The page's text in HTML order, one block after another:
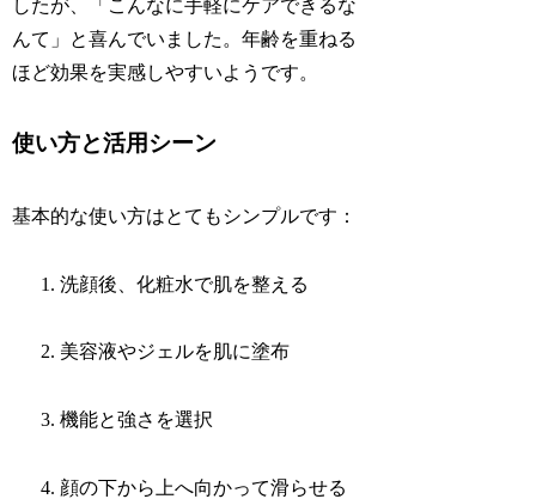
したが、「こんなに手軽にケアできるな
んて」と喜んでいました。年齢を重ねる
ほど効果を実感しやすいようです。
使い方と活用シーン
基本的な使い方はとてもシンプルです：
洗顔後、化粧水で肌を整える
美容液やジェルを肌に塗布
機能と強さを選択
顔の下から上へ向かって滑らせる